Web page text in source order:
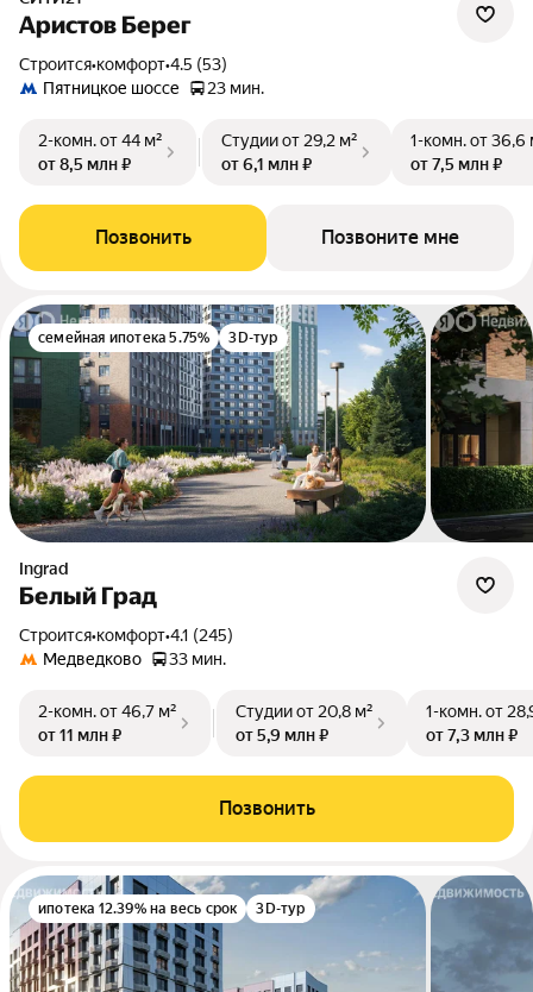
Аристов Берег
Строится•комфорт•4.5 (53)
Пятницкое шоссе
23 мин.
2-комн.от 44 м²
от 8,5 млн ₽
Студииот 29,2 м²
от 6,1 млн ₽
1-комн.от 36,6
от 7,5 млн ₽
Позвонить Позвоните мне
семейная ипотека 5.75% 3D-тур
Ingrad
Белый Град
Строится•комфорт•4.1 (245)
Медведково
33 мин.
2-комн.от 46,7 м²
от 11 млн ₽
Студииот 20,8 м²
от 5,9 млн ₽
1-комн.от
от 7,3 млн ₽
Позвонить
ипотека 12.39% на весь срок 3D-тур